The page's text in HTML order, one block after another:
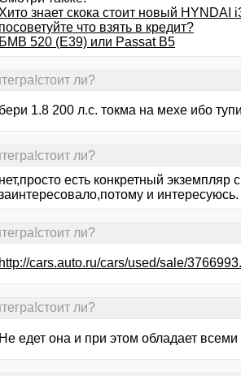
Хито знает скока стоит новый HYNDAI
посоветуйте что взять в кредит?
БМВ 520 (Е39) или Passat B5
ли?
бери 1.8 200 л.с. токма на мехе ибо
ли?
нет,просто есть конкретный
и интересуюсь.
ли?
http://cars.auto.ru/cars/used/sale/
ли?
Не едет она и при этом обладает